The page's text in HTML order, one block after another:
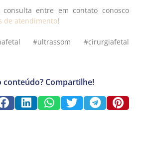
entre em contato conosco
de atendimento!
#ultrassom #cirurgiafetal
conteúdo? Compartilhe!